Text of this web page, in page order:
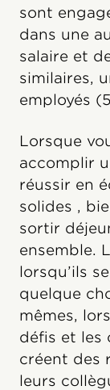
sont
dans une
salaire et
similaires,
employés
Lorsque
accomplir
réussir en
solides ,
sortir
ensemble.
lorsqu’ils
quelque
mêmes,
défis et les
créent des
leurs